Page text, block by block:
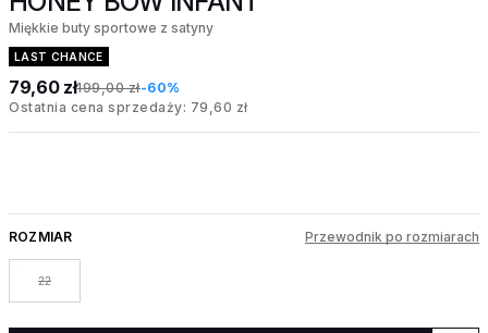
Miękkie buty sportowe z satyny
LAST CHANCE
79,60 zł199,00 zł-60%
Ostatnia cena sprzedaży: 79,60 zł
ROZMIAR Przewodnik po rozmiarach
22